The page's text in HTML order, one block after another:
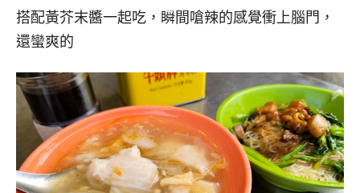
搭配黃芥末醬一起吃，瞬間嗆辣的感覺衝上腦門，
還蠻爽的